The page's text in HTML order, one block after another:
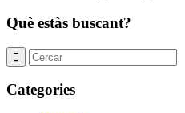
Què estàs buscant?
Categories